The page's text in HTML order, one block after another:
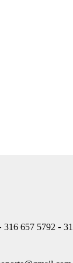
316 657 5792 -